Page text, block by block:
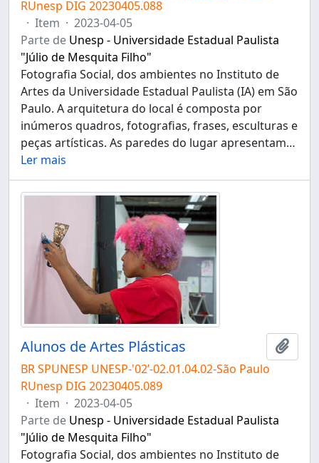
RUnesp DIG 20230405.088
· Item · 2023-04-05
Parte de Unesp - Universidade Estadual Paulista
"Júlio de Mesquita Filho"
Fotografia Social, dos ambientes no Instituto de
Artes da Universidade Estadual Paulista (IA) em São
Paulo. A arquitetura do local é composta por
inúmeros quadros, fotografias, frases, esculturas e
peças artísticas. As paredes do lugar apresentam…
Ler mais
Alunos de Artes Plásticas
BR SPUNESP UNESP-'02’-02.01.04.02-São Paulo
RUnesp DIG 20230405.089
· Item · 2023-04-05
Parte de Unesp - Universidade Estadual Paulista
"Júlio de Mesquita Filho"
Fotografia Social, dos ambientes no Instituto de